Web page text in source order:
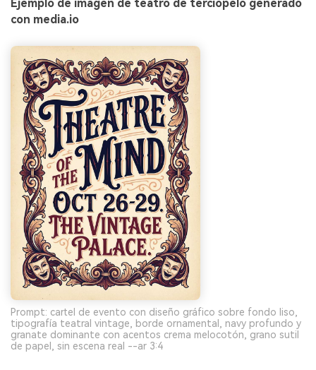
Ejemplo de imagen de teatro de terciopelo generado
con media.io
Prompt: cartel de evento con diseño gráfico sobre fondo liso,
tipografía teatral vintage, borde ornamental, navy profundo y
granate dominante con acentos crema melocotón, grano sutil
de papel, sin escena real --ar 3:4